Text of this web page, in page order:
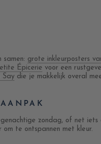
samen: grote inkleurposters
Épicerie voor een
Say die je makkelijk overal
zondag, of net iets
om te ontspannen met kleur.